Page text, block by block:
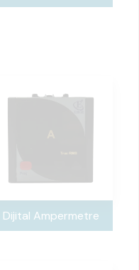
Dijital Ampermetre